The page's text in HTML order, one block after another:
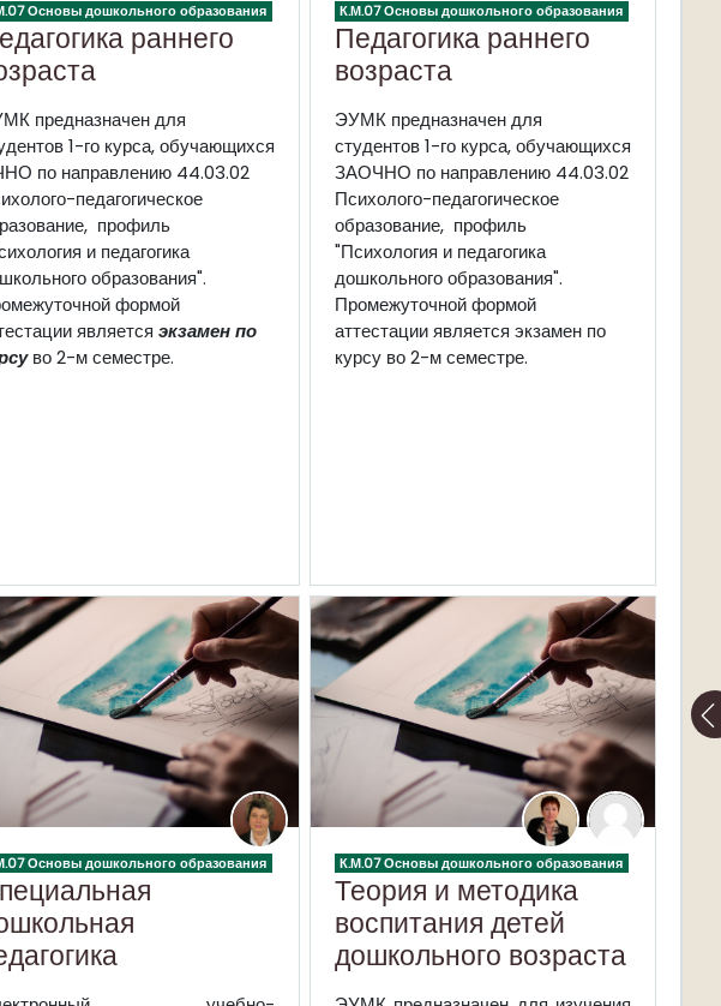
Основы дошкольного образования
раннего
предназначен для
1-го курса, обучающихся
по направлению 44.03.02
педагогическое
профиль
и педагогика
образования".
формой
является экзаменпо
во 2-м семестре.
К.М.07 Основы дошкольного образования
Педагогика раннего
возраста
ЭУМК предназначен для
студентов 1-го курса, обучающихся
ЗАОЧНО по направлению 44.03.02
Психолого-педагогическое
образование, профиль
"Психология и педагогика
дошкольного образования".
Промежуточной формой
аттестации является экзаменпо
курсуво 2-м семестре.
Основы дошкольного образования К.М.07 Основы дошкольного образования
Теория и методика
воспитания детей
дошкольного возраста